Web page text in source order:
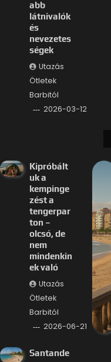
abb
látnivalók
és
nevezetes
ségek
Utazás
Ötletek
Barbitól
2026-03-12
Kipróbált
uk a
kempinge
zést a
tengerpar
ton –
olcsó, de
nem
mindenkin
ek való
Utazás
Ötletek
Barbitól
2026-06-21
Santande